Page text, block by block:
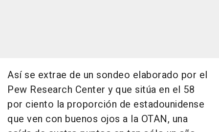
Así se extrae de un sondeo elaborado por el
Pew Research Center y que sitúa en el 58
por ciento la proporción de estadounidense
que ven con buenos ojos a la OTAN, una